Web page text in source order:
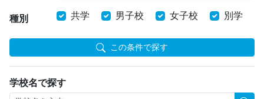
種別 共学 男子校 女子校 別学
この条件で探す
学校名で探す